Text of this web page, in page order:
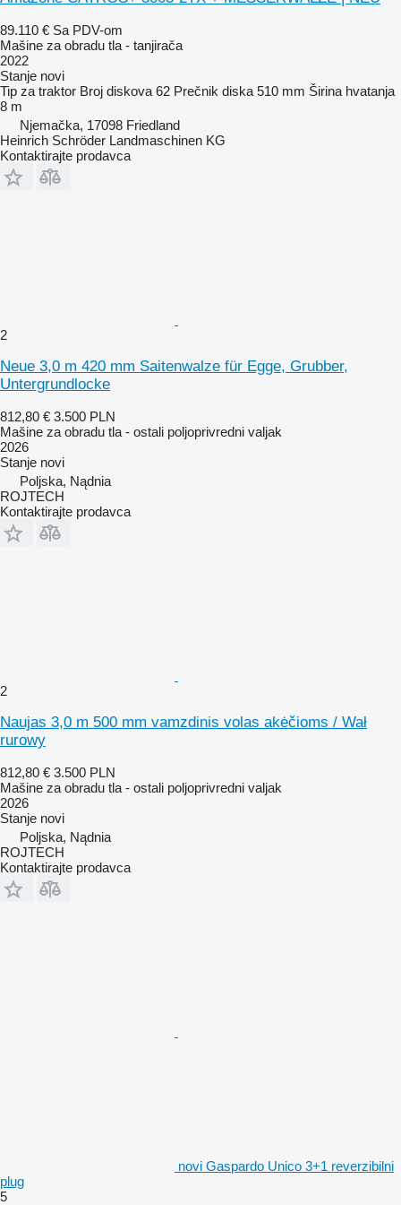
89.110 € Sa PDV-om
Mašine za obradu tla - tanjirača
2022
Stanje novi
Tip za traktor Broj diskova 62 Prečnik diska 510 mm Širina hvatanja
8 m
Njemačka, 17098 Friedland
Heinrich Schröder Landmaschinen KG
Kontaktirajte prodavca
2
Neue 3,0 m 420 mm Saitenwalze für Egge, Grubber,
Untergrundlocke
812,80 € 3.500 PLN
Mašine za obradu tla - ostali poljoprivredni valjak
2026
Stanje novi
Poljska, Nądnia
ROJTECH
Kontaktirajte prodavca
2
Naujas 3,0 m 500 mm vamzdinis volas akėčioms / Wał
rurowy
812,80 € 3.500 PLN
Mašine za obradu tla - ostali poljoprivredni valjak
2026
Stanje novi
Poljska, Nądnia
ROJTECH
Kontaktirajte prodavca
novi Gaspardo Unico 3+1 reverzibilni
plug
5